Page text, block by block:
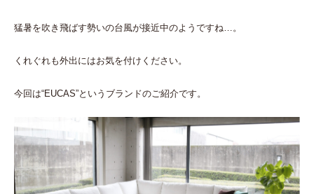
猛暑を吹き飛ばす勢いの台風が接近中のようですね…。
くれぐれも外出にはお気を付けください。
今回は“EUCAS”というブランドのご紹介です。